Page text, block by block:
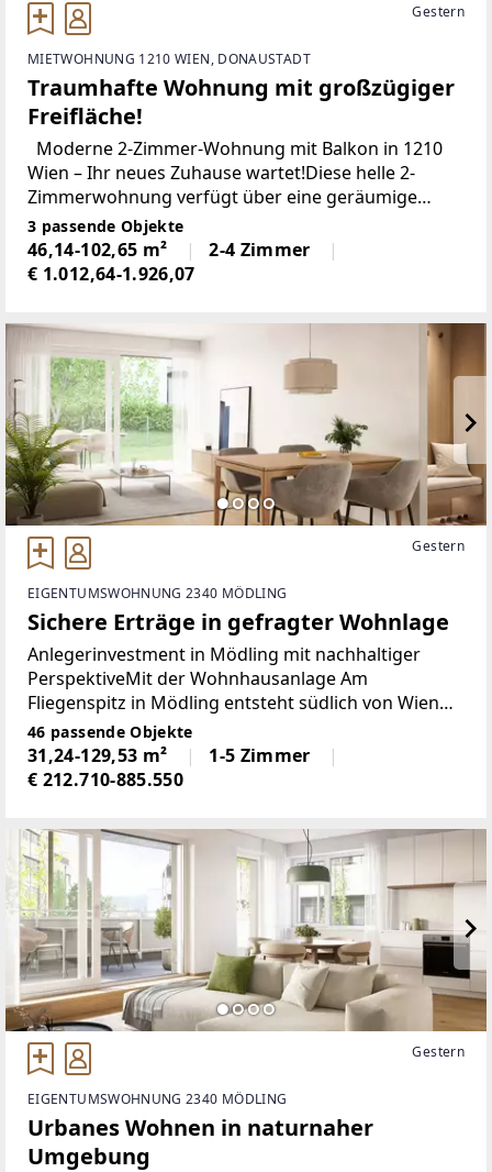
Gestern
MIETWOHNUNG 1210 WIEN, DONAUSTADT
Traumhafte Wohnung mit großzügiger
Freifläche!
Moderne 2-Zimmer-Wohnung mit Balkon in 1210
Wien – Ihr neues Zuhause wartet!Diese helle 2-
Zimmerwohnung verfügt über eine geräumige
Wohnküche mit Balkonzugang, ein ruhiges
Schlafzimmer, ein Badezimmer mit Toilette,
3 passende Objekte
46,14-102,65 m²
2-4 Zimmer
€ 1.012,64-1.926,07
Gestern
EIGENTUMSWOHNUNG 2340 MÖDLING
Sichere Erträge in gefragter Wohnlage
Anlegerinvestment in Mödling mit nachhaltiger
PerspektiveMit der Wohnhausanlage Am
Fliegenspitz in Mödling entsteht südlich von Wien
ein hochwertiges Wohnprojekt in einer der
gefragtesten Wohnlagen des Wiener Umlands. Die
ruhige, grüne Umgebung
46 passende Objekte
31,24-129,53 m²
1-5 Zimmer
€ 212.710-885.550
Gestern
EIGENTUMSWOHNUNG 2340 MÖDLING
Urbanes Wohnen in naturnaher
Umgebung